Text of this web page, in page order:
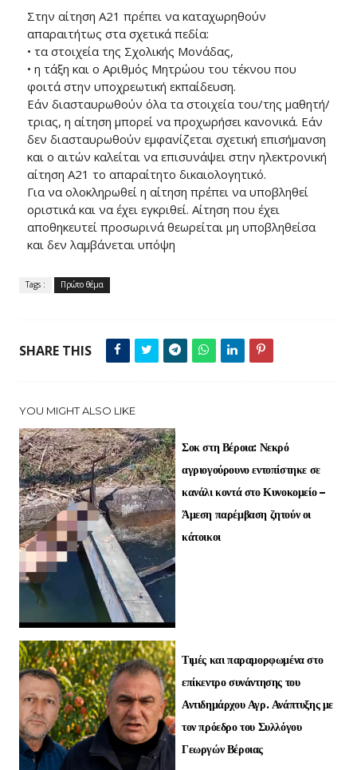
Στην αίτηση Α21 πρέπει να καταχωρηθούν
απαραιτήτως στα σχετικά πεδία:
• τα στοιχεία της Σχολικής Μονάδας,
• η τάξη και ο Αριθμός Μητρώου του τέκνου που
φοιτά στην υποχρεωτική εκπαίδευση.
Εάν διασταυρωθούν όλα τα στοιχεία του/της μαθητή/
τριας, η αίτηση μπορεί να προχωρήσει κανονικά. Εάν
δεν διασταυρωθούν εμφανίζεται σχετική επισήμανση
και ο αιτών καλείται να επισυνάψει στην ηλεκτρονική
αίτηση Α21 το απαραίτητο δικαιολογητικό.
Για να ολοκληρωθεί η αίτηση πρέπει να υποβληθεί
οριστικά και να έχει εγκριθεί. Αίτηση που έχει
αποθηκευτεί προσωρινά θεωρείται μη υποβληθείσα
και δεν λαμβάνεται υπόψη
Tags : Πρώτο θέμα
SHARE THIS
YOU MIGHT ALSO LIKE
Σοκ στη Βέροια: Νεκρό
αγριογούρουνο εντοπίστηκε σε
κανάλι κοντά στο Κυνοκομείο –
Άμεση παρέμβαση ζητούν οι
κάτοικοι
Τιμές και παραμορφωμένα στο
επίκεντρο συνάντησης του
Αντιδημάρχου Αγρ. Ανάπτυξης με
τον πρόεδρο του Συλλόγου
Γεωργών Βέροιας